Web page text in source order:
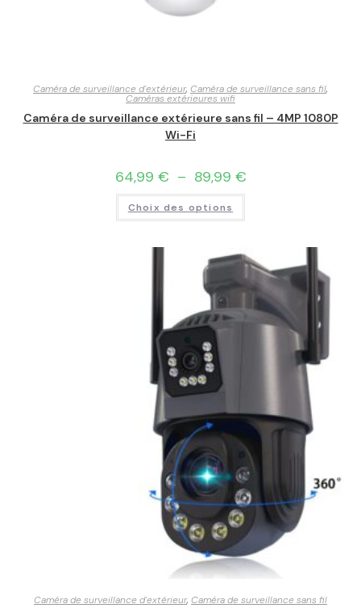
Caméra de surveillance d'extérieur, Caméra de surveillance sans fil,
Caméras extérieures wifi
Caméra de surveillance extérieure sans fil – 4MP 1080P
Wi-Fi
64,99 € – 89,99 €
Choix des options
Caméra de surveillance d'extérieur, Caméra de surveillance sans fil